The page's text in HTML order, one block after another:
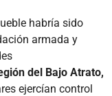
habría sido
armada y
del Bajo Atrato,
ejercían control